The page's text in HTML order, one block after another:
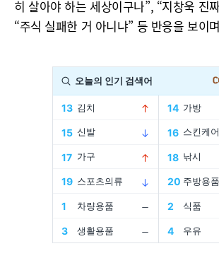
히 살아야 하는 세상이구나”, “지창욱 진
“주식 실패한 거 아니냐” 등 반응을 보이